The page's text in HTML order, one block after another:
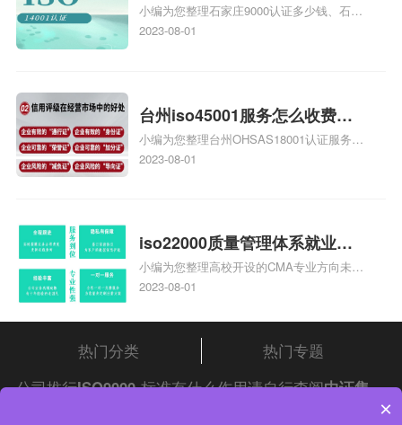
家庄9000认证的公司
小编为您整理石家庄9000认证多少钱、石家
庄9000认证价格多少钱、石家庄9000认证
2023-08-01
台州iso45001服务怎么收费，
台州iso45001认证服务怎么收
费
小编为您整理台州OHSAS18001认证服务中
心哪家收费便宜、台州ISO9000认证，哪个
标准是什么相关iso体系认证知识，详情可
查看下方正文！
2023-08-01
iso22000质量管理体系就业方
向，质量管理与认证就业方向
小编为您整理高校开设的CMA专业方向未来
就业前景及就业方向如何、cma就业方向有
和cma未来就业方向、大学生考完cma，就
哪些就业方向相关iso体系认证知识，详情
可查看下方正文！
2023-08-01
热门分类
热门专题
公司推行ISO9000 标准有什么作用请自行查阅中证集
×